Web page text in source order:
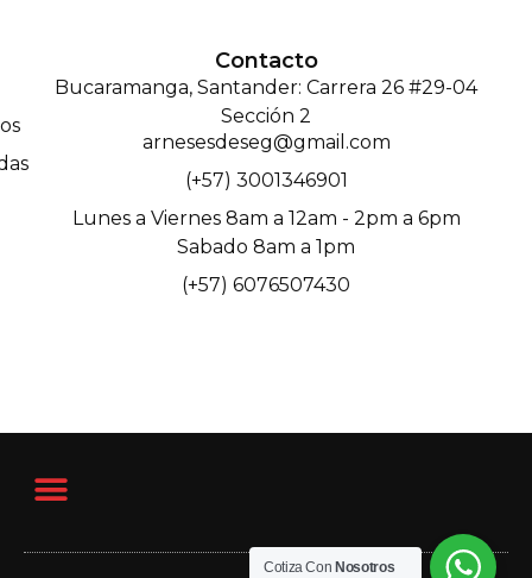
Contacto
Bucaramanga, Santander: Carrera 26 #29-04
Sección 2
arnesesdeseg@gmail.com
(+57) 3001346901
Lunes a Viernes 8am a 12am - 2pm a 6pm
Sabado 8am a 1pm
(+57) 6076507430
Cotiza Con Nosotros